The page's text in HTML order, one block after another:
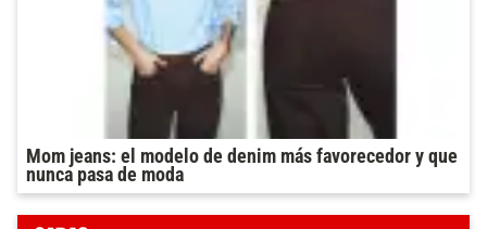
Mom jeans: el modelo de denim más favorecedor y que
nunca pasa de moda